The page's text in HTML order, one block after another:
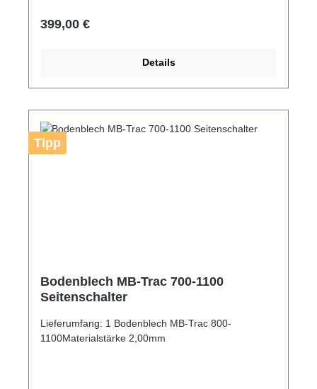
Regulärer Preis:
399,00 €
Details
Tipp
Bodenblech MB-Trac 700-1100
Seitenschalter
Lieferumfang: 1 Bodenblech MB-Trac 800-
1100Materialstärke 2,00mm